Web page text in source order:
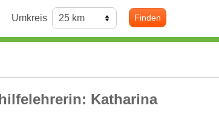
Umkreis Finden
Katharina